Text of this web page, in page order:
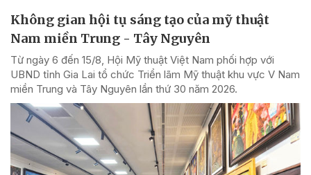
Không gian hội tụ sáng tạo của mỹ thuật
Nam miền Trung - Tây Nguyên
Từ ngày 6 đến 15/8, Hội Mỹ thuật Việt Nam phối hợp với
UBND tỉnh Gia Lai tổ chức Triển lãm Mỹ thuật khu vực V Nam
miền Trung và Tây Nguyên lần thứ 30 năm 2026.